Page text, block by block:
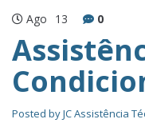
Ago 13 0
Posted byJC Assistência